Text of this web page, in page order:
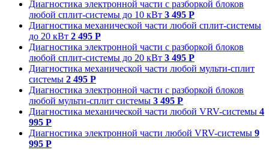
Диагностика электронной части с разборкой блоков
любой сплит-системы до 10 кВт 3 495 Р
Диагностика механической части любой сплит-системы
до 20 кВт 2 495 Р
Диагностика электронной части с разборкой блоков
любой сплит-системы до 20 кВт 3 495 Р
Диагностика механической части любой мульти-сплит
системы 2 495 Р
Диагностика электронной части с разборкой блоков
любой мульти-сплит системы 3 495 Р
Диагностика механической части любой VRV-системы 4
995 Р
Диагностика электронной части любой VRV-системы 9
995 Р